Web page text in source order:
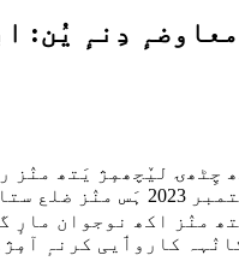
دِنہٕ یُن:
چِٹھۍ لیٚچھمٕژ یَتھ
ناانصافی ہٕنٛز تفصیٖل دِنہٕ آمٕژ تہٕ انصاف دِنٕچ
اکھ نوجوان مارٕ
کاروٲیی کرنہٕ آمٕژ۔